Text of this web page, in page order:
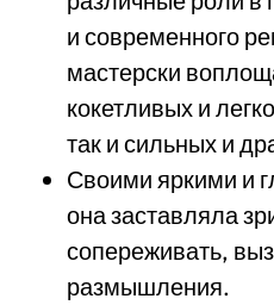
и современного
мастерски
кокетливых и
так и сильных и
Своими яркими и
она заставляла
сопереживать,
размышления.